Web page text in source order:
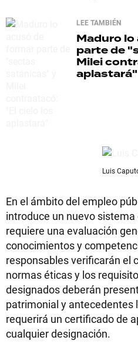
LEE TAMBIÉN
Maduro
parte de
Milei
aplastará"
Luis
En el ámbito del empleo
introduce un nuevo
requiere una evaluación
conocimientos y
responsables verificarán el
normas éticas y los
designados deberán
patrimonial y antecedentes
requerirá un certificado de
cualquier designación.